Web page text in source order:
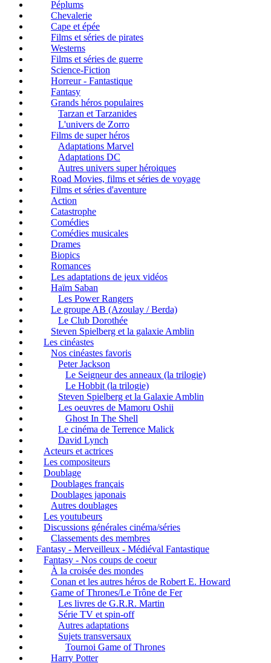
Péplums
Chevalerie
Cape et épée
Films et séries de pirates
Westerns
Films et séries de guerre
Science-Fiction
Horreur - Fantastique
Fantasy
Grands héros populaires
Tarzan et Tarzanides
L'univers de Zorro
Films de super héros
Adaptations Marvel
Adaptations DC
Autres univers super héroiques
Road Movies, films et séries de voyage
Films et séries d'aventure
Action
Catastrophe
Comédies
Comédies musicales
Drames
Biopics
Romances
Les adaptations de jeux vidéos
Haïm Saban
Les Power Rangers
Le groupe AB (Azoulay / Berda)
Le Club Dorothée
Steven Spielberg et la galaxie Amblin
Les cinéastes
Nos cinéastes favoris
Peter Jackson
Le Seigneur des anneaux (la trilogie)
Le Hobbit (la trilogie)
Steven Spielberg et la Galaxie Amblin
Les oeuvres de Mamoru Oshii
Ghost In The Shell
Le cinéma de Terrence Malick
David Lynch
Acteurs et actrices
Les compositeurs
Doublage
Doublages français
Doublages japonais
Autres doublages
Les youtubeurs
Discussions générales cinéma/séries
Classements des membres
Fantasy - Merveilleux - Médiéval Fantastique
Fantasy - Nos coups de coeur
À la croisée des mondes
Conan et les autres héros de Robert E. Howard
Game of Thrones/Le Trône de Fer
Les livres de G.R.R. Martin
Série TV et spin-off
Autres adaptations
Sujets transversaux
Tournoi Game of Thrones
Harry Potter